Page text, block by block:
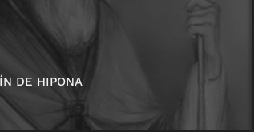
DE HIPONA